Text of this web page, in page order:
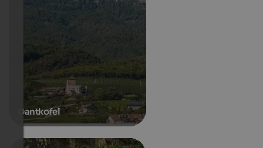
Gantkofel